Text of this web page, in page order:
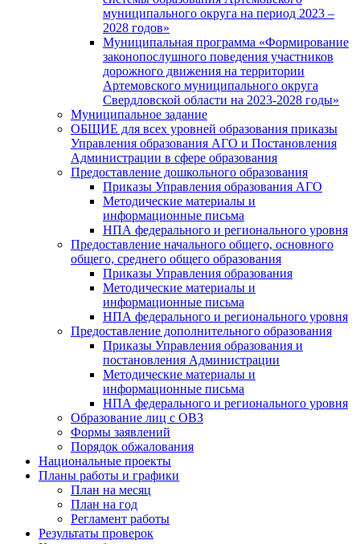
муниципального округа на период 2023 –
2028 годов»
Муниципальная программа «Формирование
законопослушного поведения участников
дорожного движения на территории
Артемовского муниципального округа
Свердловской области на 2023-2028 годы»
Муниципальное задание
ОБЩИЕ для всех уровней образования приказы
Управления образования АГО и Постановления
Администрации в сфере образования
Предоставление дошкольного образования
Приказы Управления образования АГО
Методические материалы и
информационные письма
НПА федерального и регионального уровня
Предоставление начального общего, основного
общего, среднего общего образования
Приказы Управления образования
Методические материалы и
информационные письма
НПА федерального и регионального уровня
Предоставление дополнительного образования
Приказы Управления образования и
постановления Администрации
Методические материалы и
информационные письма
НПА федерального и регионального уровня
Образование лиц с ОВЗ
Формы заявлений
Порядок обжалования
Национальные проекты
Планы работы и графики
План на месяц
План на год
Регламент работы
Результаты проверок